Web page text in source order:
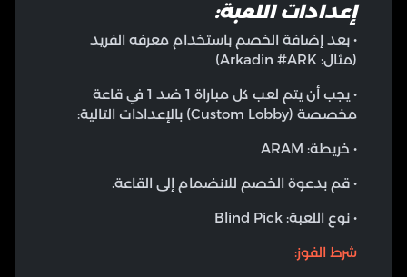
إعدادات اللعبة:
• بعد إضافة الخصم باستخدام معرفه الفريد
(مثال: Arkadin #ARK)
• يجب أن يتم لعب كل مباراة 1 ضد 1 في قاعة
مخصصة (Custom Lobby) بالإعدادات التالية:
• خريطة: ARAM
• قم بدعوة الخصم للانضمام إلى القاعة.
• نوع اللعبة: Blind Pick
شرط الفوز: